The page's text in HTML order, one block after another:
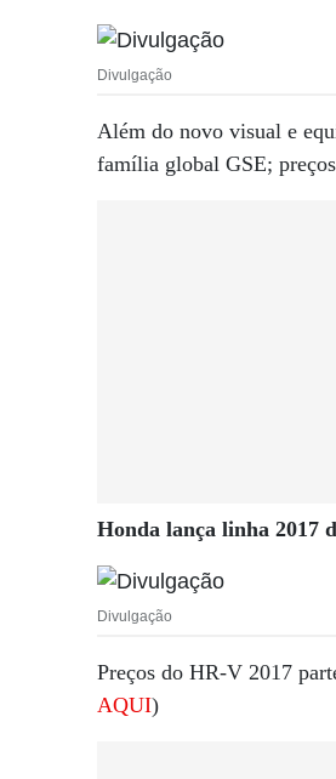
Divulgação
Além do novo visual e
família global GSE;
Honda lança linha 2017
Divulgação
Preços do HR-V 2017
AQUI)